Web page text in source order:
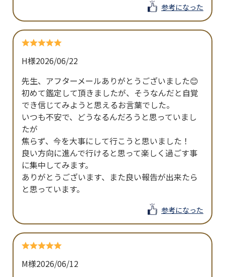
参考になった
H様2026/06/22
先生、アフターメールありがとうございました😊
初めて鑑定して頂きましたが、そうなんだと自覚
でき信じてみようと思えるお言葉でした。
いつも不安で、どうなるんだろうと思っていまし
たが
焦らず、今を大事にして行こうと思いました！
良い方向に進んで行けると思って楽しく過ごす事
に集中してみます。
ありがとうございます、また良い報告が出来たら
と思っています。
参考になった
M様2026/06/12